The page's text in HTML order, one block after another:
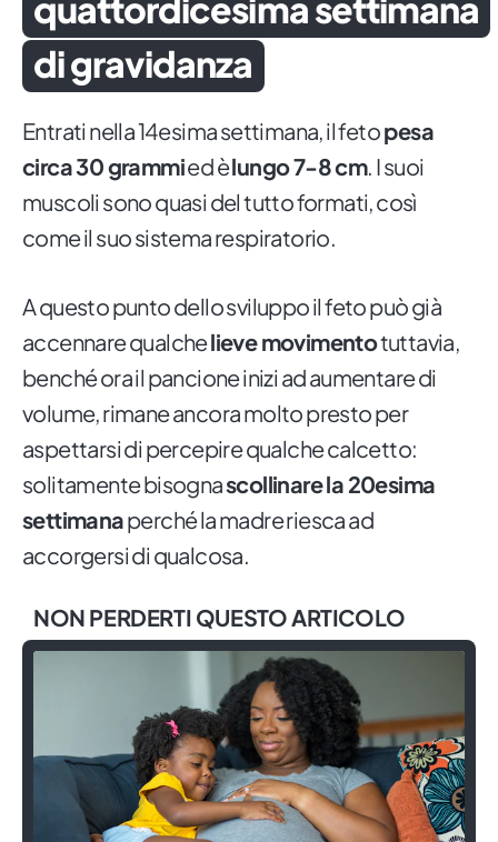
quattordicesima settimana
di gravidanza
Entrati nella 14esima settimana, il fetopesa
circa 30 grammied èlungo 7-8 cm. I suoi
muscoli sono quasi del tutto formati, così
come il suo sistema respiratorio.
A questo punto dello sviluppo il feto può già
accennare qualchelieve movimentotuttavia,
benché ora il pancione inizi ad aumentare di
volume, rimane ancora molto presto per
aspettarsi di percepire qualche calcetto:
solitamente bisognascollinare la 20esima
settimanaperché la madre riesca ad
accorgersi di qualcosa.
NON PERDERTI QUESTO ARTICOLO